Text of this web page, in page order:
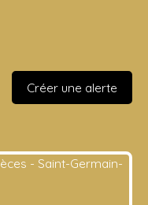
Créer une alerte